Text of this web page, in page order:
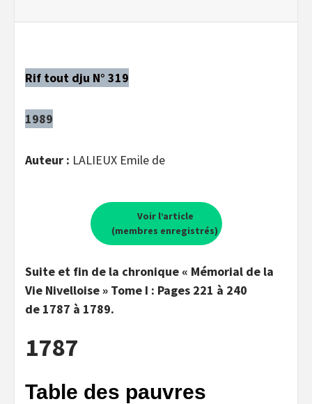
Rif tout dju N° 319
1989
Auteur : LALIEUX Emile de
Voir l’article
(membres enregistrés)
Suite et fin de la chronique « Mémorial de la
Vie Nivelloise » Tome I : Pages 221 à 240
de 1787 à 1789.
1787
Table des pauvres